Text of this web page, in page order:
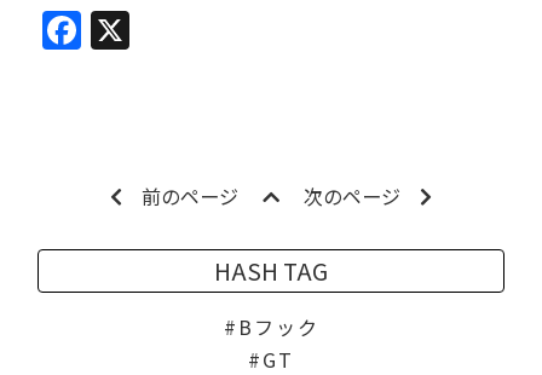
Facebook
前のページ 次のページ
HASH TAG
Bフック
GT